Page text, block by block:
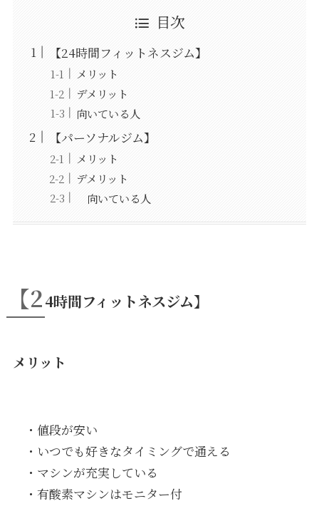
目次
【24時間フィットネスジム】
メリット
デメリット
向いている人
【パーソナルジム】
メリット
デメリット
向いている人
【24時間フィットネスジム】
メリット
・値段が安い
・いつでも好きなタイミングで通える
・マシンが充実している
・有酸素マシンはモニター付